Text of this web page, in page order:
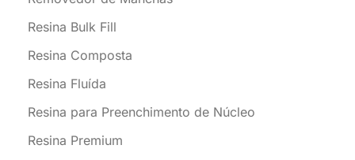
Resina Bulk Fill
Resina Composta
Resina Fluída
Resina para Preenchimento de Núcleo
Resina Premium